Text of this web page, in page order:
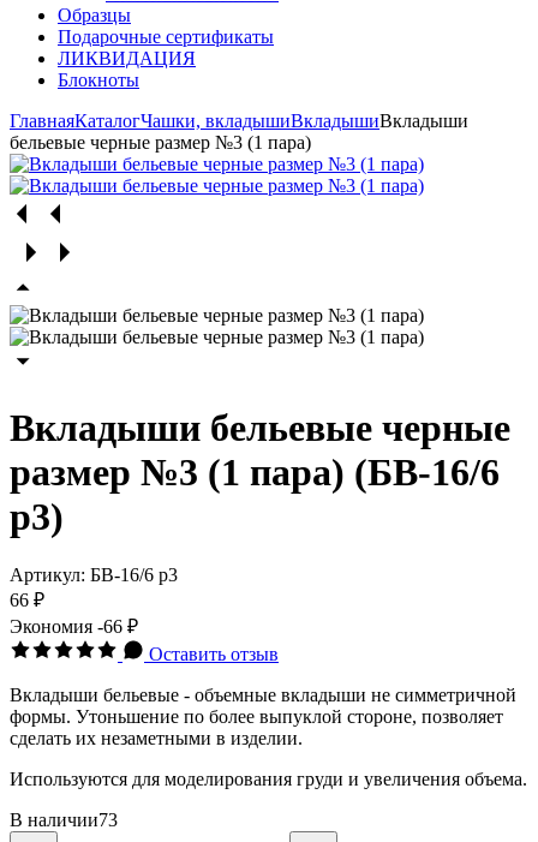
Образцы
Подарочные сертификаты
ЛИКВИДАЦИЯ
Блокноты
ГлавнаяКаталогЧашки, вкладышиВкладышиВкладыши
бельевые черные размер №3 (1 пара)
Вкладыши бельевые черные
размер №3 (1 пара) (БВ-16/6
р3)
Артикул: БВ-16/6 р3
66 ₽
Экономия -66 ₽
Оставить отзыв
Вкладыши бельевые - объемные вкладыши не симметричной
формы. Утоньшение по более выпуклой стороне, позволяет
сделать их незаметными в изделии.
Используются для моделирования груди и увеличения объема.
В наличии73